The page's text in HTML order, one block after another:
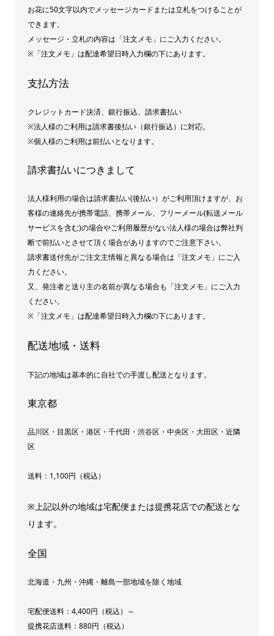
個
お花に50文字以内でメッセージカードまたは立札をつけることが
できます。
メッセージ・立札の内容は「注文メモ」にご入力ください。
※「注文メモ」は配達希望日時入力欄の下にあります。
支払方法
クレジットカード決済、銀行振込、請求書払い
※法人様のご利用は請求書後払い（銀行振込）に対応。
※個人様のご利用は前払いとなります。
請求書払いにつきまして
法人様利用の場合は請求書払い(後払い）がご利用頂けますが、お
客様の連絡先が携帯電話、携帯メール、フリーメール(転送メール
サービスを含む)の場合やご利用履歴がない法人様の場合は弊社判
断で前払いとさせて頂く場合がありますのでご注意下さい。
請求書送付先がご注文主情報と異なる場合は「注文メモ」にご入
力ください。
又、発注者と送り主の名前が異なる場合も「注文メモ」にご入力
ください。
※「注文メモ」は配達希望日時入力欄の下にあります。
配送地域・送料
下記の地域は基本的に自社での手渡し配送となります。
東京都
品川区・目黒区・港区・千代田・渋谷区・中央区・大田区・近隣
区
送料：1,100円（税込）
※上記以外の地域は宅配便または提携花店での配送とな
ります。
全国
北海道・九州・沖縄・離島一部地域を除く地域
宅配便送料：4,400円（税込）～
提携花店送料：880円（税込）